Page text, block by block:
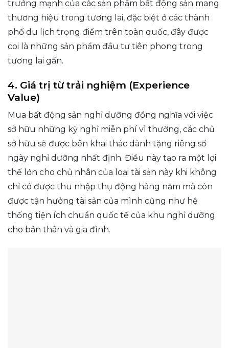
trưởng mạnh của các sản phẩm bất động sản mang
thương hiệu trong tương lai, đặc biệt ở các thành
phố du lịch trọng điểm trên toàn quốc, đây được
coi là những sản phẩm đầu tư tiên phong trong
tương lai gần.
4. Giá trị từ trải nghiệm (Experience
Value)
Mua bất động sản nghỉ dưỡng đồng nghĩa với việc
sở hữu những kỳ nghỉ miễn phí vì thường, các chủ
sở hữu sẽ được bên khai thác dành tặng riêng số
ngày nghỉ dưỡng nhất định. Điều này tạo ra một lợi
thế lớn cho chủ nhân của loại tài sản này khi không
chỉ có được thu nhập thụ động hàng năm mà còn
được tận hưởng tài sản của mình cũng như hệ
thống tiện ích chuẩn quốc tế của khu nghỉ dưỡng
cho bản thân và gia đình.